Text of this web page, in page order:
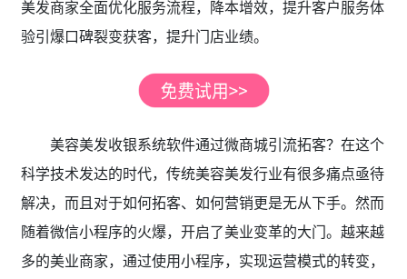
美发商家全面优化服务流程，降本增效，提升客户服务体
验引爆口碑裂变获客，提升门店业绩。
美容美发收银系统软件通过微商城引流拓客？在这个
科学技术发达的时代，传统美容美发行业有很多痛点亟待
解决，而且对于如何拓客、如何营销更是无从下手。然而
随着微信小程序的火爆，开启了美业变革的大门。越来越
多的美业商家，通过使用小程序，实现运营模式的转变，